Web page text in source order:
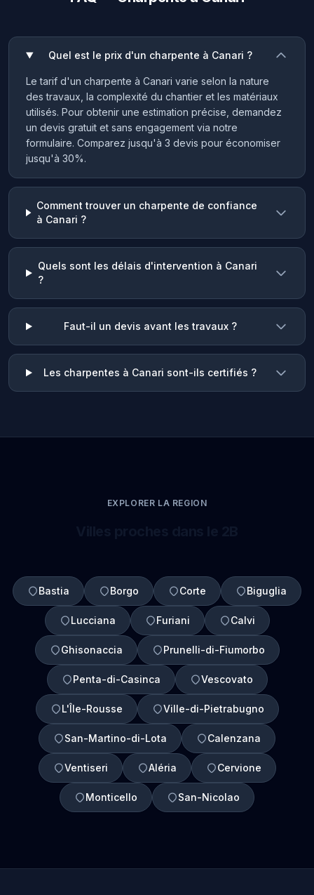
Quel est le prix d'un charpente à Canari ?
Le tarif d'un charpente à Canari varie selon la nature
des travaux, la complexité du chantier et les matériaux
utilisés. Pour obtenir une estimation précise, demandez
un devis gratuit et sans engagement via notre
formulaire. Comparez jusqu'à 3 devis pour économiser
jusqu'à 30%.
Comment trouver un charpente de confiance
à Canari ?
Quels sont les délais d'intervention à Canari
?
Faut-il un devis avant les travaux ?
Les charpentes à Canari sont-ils certifiés ?
EXPLORER LA REGION
Bastia Borgo Corte Biguglia
Lucciana Furiani Calvi
Ghisonaccia Prunelli-di-Fiumorbo
Penta-di-Casinca Vescovato
L'Île-Rousse Ville-di-Pietrabugno
San-Martino-di-Lota Calenzana
Ventiseri Aléria Cervione
Monticello San-Nicolao